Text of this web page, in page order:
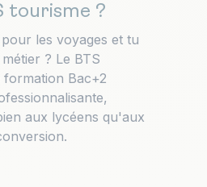
tourisme ?
les voyages et tu
? Le BTS
Bac+2
aux lycéens qu'aux